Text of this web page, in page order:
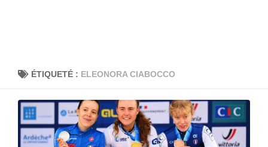
ÉTIQUETÉ : ELEONORA CIABOCCO